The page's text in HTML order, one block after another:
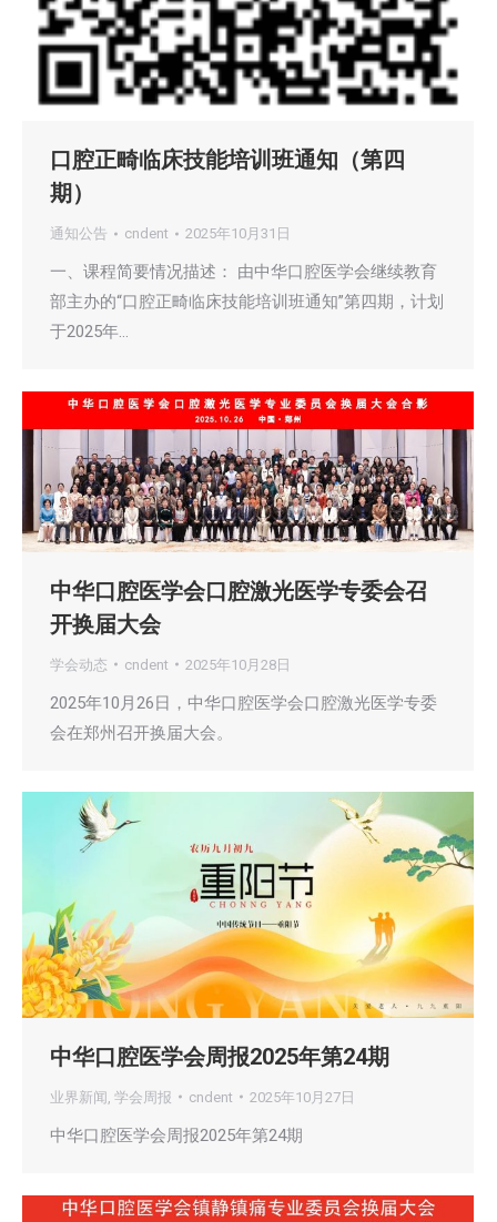
口腔正畸临床技能培训班通知（第四
期）
通知公告 cndent 2025年10月31日
一、课程简要情况描述： 由中华口腔医学会继续教育
部主办的“口腔正畸临床技能培训班通知”第四期，计划
于2025年…
中华口腔医学会口腔激光医学专委会召
开换届大会
学会动态 cndent 2025年10月28日
2025年10月26日，中华口腔医学会口腔激光医学专委
会在郑州召开换届大会。
中华口腔医学会周报2025年第24期
业界新闻 学会周报 cndent 2025年10月27日
中华口腔医学会周报2025年第24期